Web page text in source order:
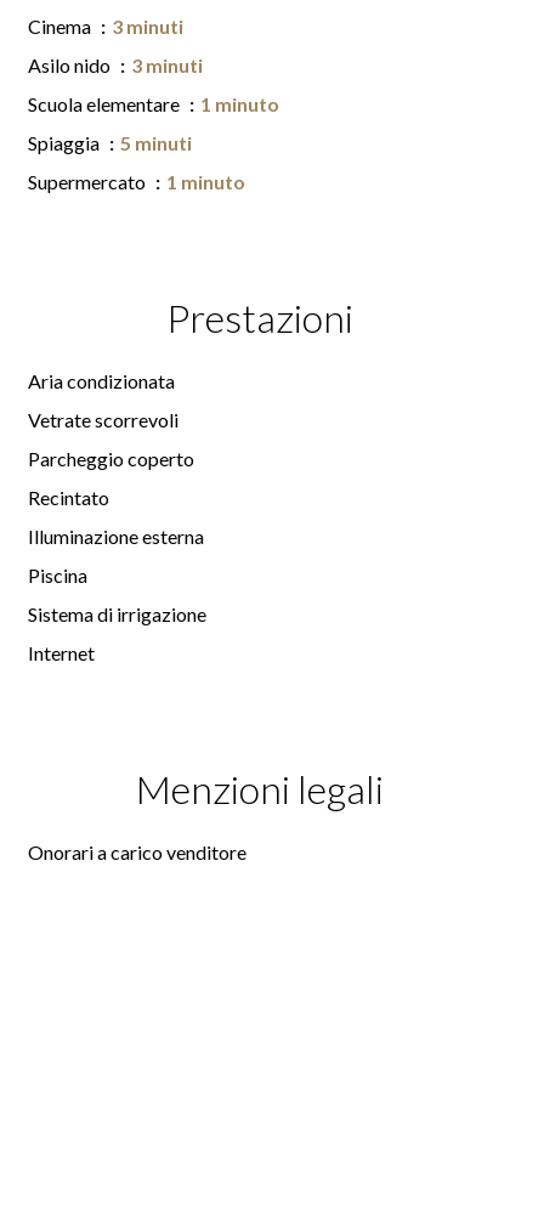
Cinema
3 minuti
Asilo nido
3 minuti
Scuola elementare
1 minuto
Spiaggia
5 minuti
Supermercato
1 minuto
Prestazioni
Aria condizionata
Vetrate scorrevoli
Parcheggio coperto
Recintato
Illuminazione esterna
Piscina
Sistema di irrigazione
Internet
Menzioni legali
Onorari a carico venditore